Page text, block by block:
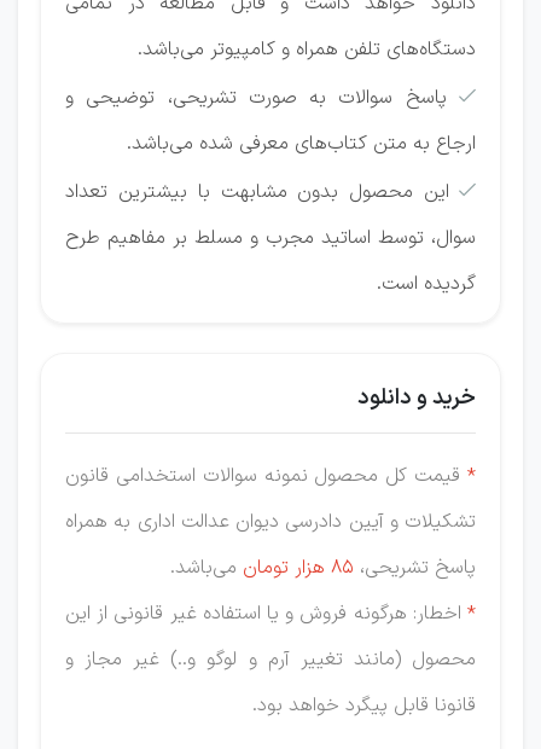
دستگاه‌های تلفن همراه و کامپیوتر می‌باشد.

پاسخ سوالات به صورت تشریحی، توضیحی و
ارجاع به متن کتاب‌های معرفی شده می‌باشد.
 این محصول بدون مشابهت با بیشترین تعداد
سوال، توسط اساتید مجرب و مسلط بر مفاهیم طرح
گردیده است.
خرید و دانلود
* قیمت کل محصول نمونه سوالات استخدامی قانون
تشکیلات و آیین دادرسی دیوان عدالت اداری به همراه
پاسخ تشریحی، 85 هزار تومان می‌باشد.
* اخطار: هرگونه فروش و یا استفاده غیر قانونی از این
محصول (مانند تغییر آرم و لوگو و..) غیر مجاز و
قانونا قابل پیگرد خواهد بود.